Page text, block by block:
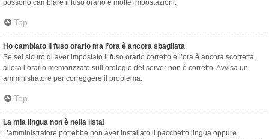
possono cambiare il fuso orario e molte impostazioni.
Top
Ho cambiato il fuso orario ma l’ora è ancora sbagliata
Se sei sicuro di aver impostato il fuso orario corretto e l’ora è ancora scorretta,
allora l’orario memorizzato sull’orologio del server non è corretto. Avvisa un
amministratore per correggere il problema.
Top
La mia lingua non è nella lista!
L’amministratore potrebbe non aver installato il pacchetto lingua oppure